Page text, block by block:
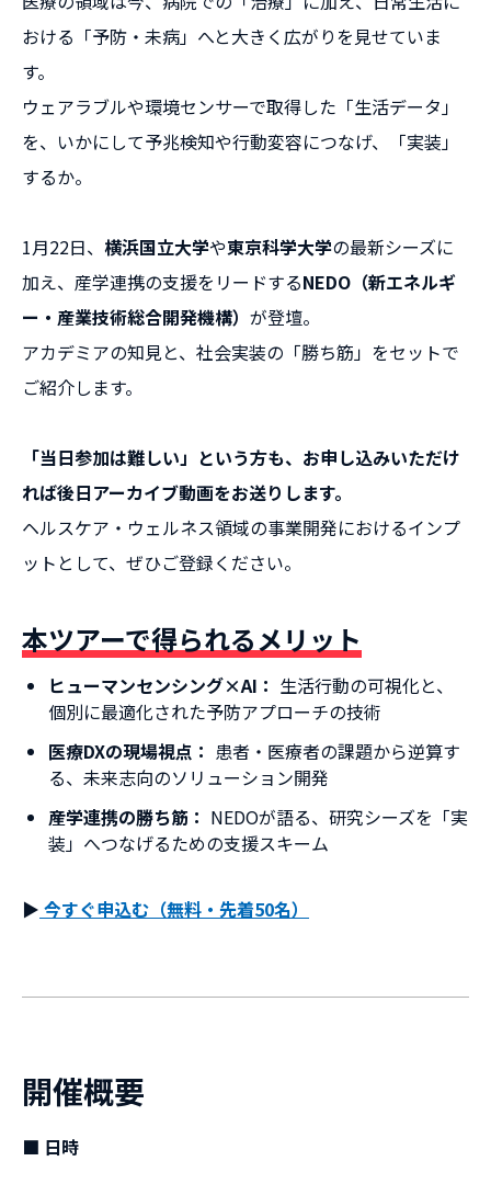
おける「予防・未病」へと大きく広がりを見せていま
す。
ウェアラブルや環境センサーで取得した「生活データ」
を、いかにして予兆検知や行動変容につなげ、「実装」
するか。
1月22日、 横浜国立大学や東京科学大学の最新シーズに
加え、産学連携の支援をリードするNEDO（新エネルギ
ー・産業技術総合開発機構） が登壇。
アカデミアの知見と、社会実装の「勝ち筋」をセットで
ご紹介します。
「当日参加は難しい」という方も、お申し込みいただけ
れば後日アーカイブ動画をお送りします。
ヘルスケア・ウェルネス領域の事業開発におけるインプ
ットとして、ぜひご登録ください。
本ツアーで得られるメリット
ヒューマンセンシング×AI： 生活行動の可視化と、
個別に最適化された予防アプローチの技術
医療DXの現場視点： 患者・医療者の課題から逆算す
る、未来志向のソリューション開発
産学連携の勝ち筋： NEDOが語る、研究シーズを「実
装」へつなげるための支援スキーム
▶ 今すぐ申込む（無料・先着50名）
開催概要
■ 日時